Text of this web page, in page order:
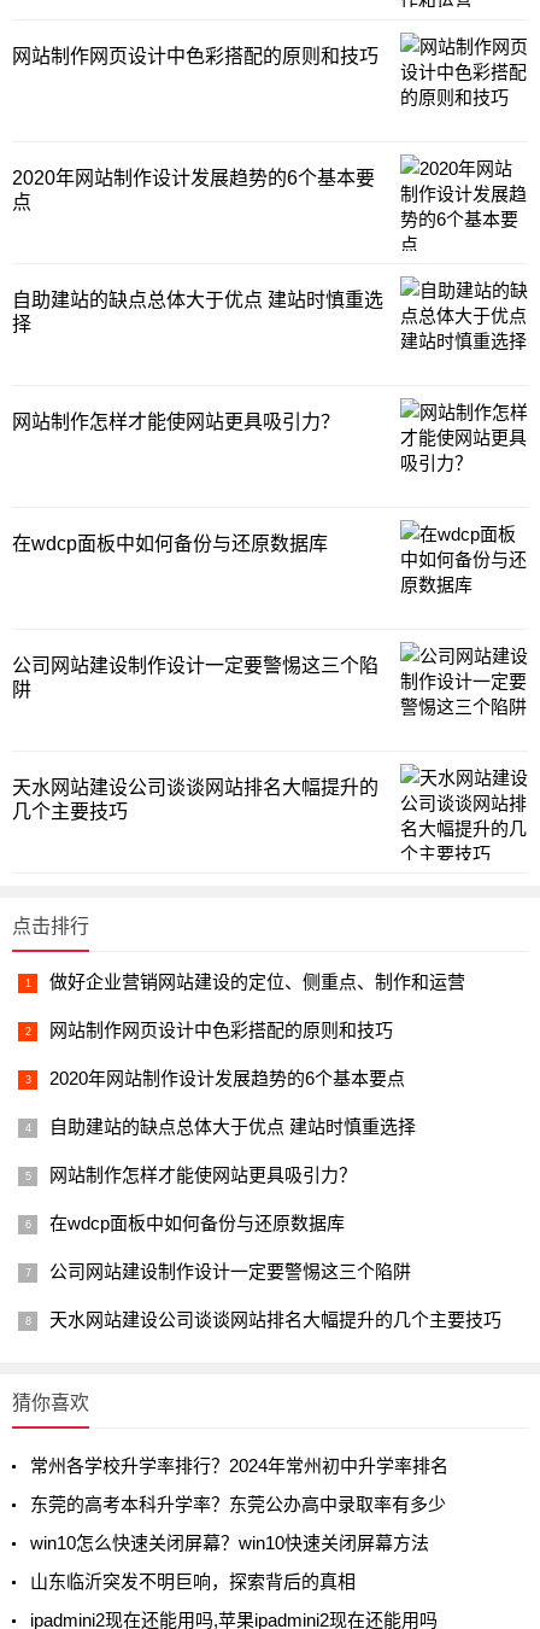
网站制作网页设计中色彩搭配的原则和技巧
2020年网站制作设计发展趋势的6个基本要
点
自助建站的缺点总体大于优点 建站时慎重选
择
网站制作怎样才能使网站更具吸引力？
在wdcp面板中如何备份与还原数据库
公司网站建设制作设计一定要警惕这三个陷
阱
天水网站建设公司谈谈网站排名大幅提升的
几个主要技巧
点击排行
做好企业营销网站建设的定位、侧重点、制作和运营
网站制作网页设计中色彩搭配的原则和技巧
2020年网站制作设计发展趋势的6个基本要点
自助建站的缺点总体大于优点 建站时慎重选择
网站制作怎样才能使网站更具吸引力？
在wdcp面板中如何备份与还原数据库
公司网站建设制作设计一定要警惕这三个陷阱
天水网站建设公司谈谈网站排名大幅提升的几个主要技巧
猜你喜欢
常州各学校升学率排行？2024年常州初中升学率排名
东莞的高考本科升学率？东莞公办高中录取率有多少
win10怎么快速关闭屏幕？win10快速关闭屏幕方法
山东临沂突发不明巨响，探索背后的真相
ipadmini2现在还能用吗,苹果ipadmini2现在还能用吗